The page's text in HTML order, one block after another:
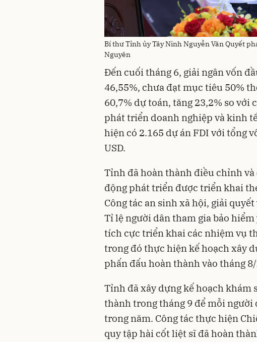
Bí thư Tỉnh ủy Tây Ninh Nguyễn Văn Quyết
Nguyên
Đến cuối tháng 6, giải ngân vốn
46,55%, chưa đạt mục tiêu 50%
60,7% dự toán, tăng 23,2% so với
phát triển doanh nghiệp và kinh
hiện có 2.165 dự án FDI với tổng
USD.
Tỉnh đã hoàn thành điều chỉnh và
động phát triển được triển khai
Công tác an sinh xã hội, giải
Tỉ lệ người dân tham gia bảo
tích cực triển khai các nhiệm vụ
trong đó thực hiện kế hoạch xây
phấn đấu hoàn thành vào tháng
Tỉnh đã xây dựng kế hoạch khám
thành trong tháng 9 để mỗi
trong năm. Công tác thực hiện
quy tập hài cốt liệt sĩ đã hoàn